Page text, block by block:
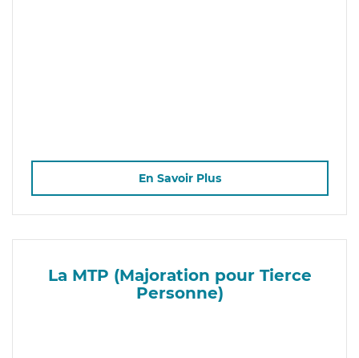
En Savoir Plus
La MTP (Majoration pour Tierce
Personne)